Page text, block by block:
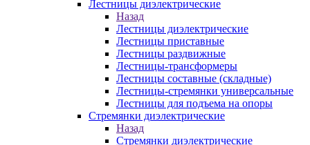
Лестницы диэлектрические
Назад
Лестницы диэлектрические
Лестницы приставные
Лестницы раздвижные
Лестницы-трансформеры
Лестницы составные (складные)
Лестницы-стремянки универсальные
Лестницы для подъема на опоры
Стремянки диэлектрические
Назад
Стремянки диэлектрические